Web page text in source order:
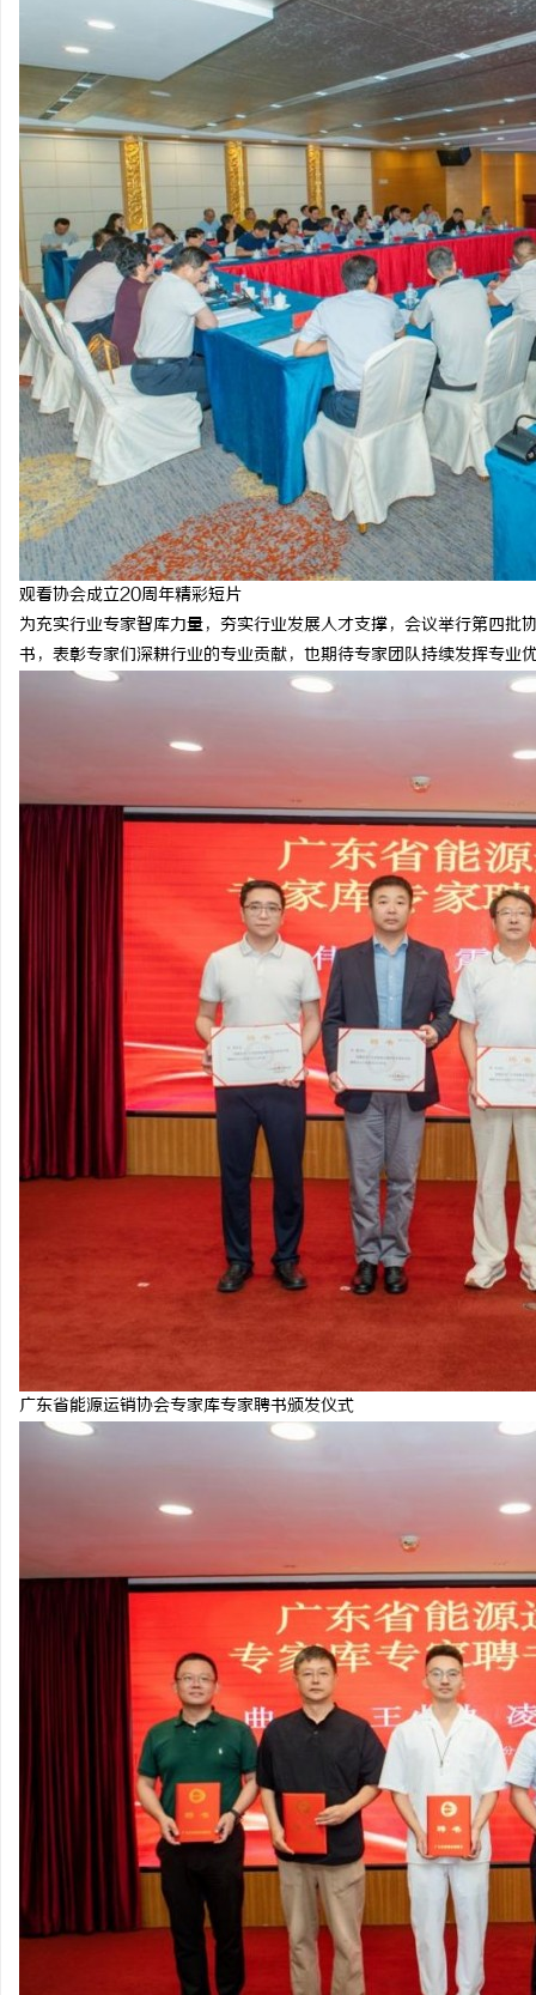
观看协会成立20周年精彩短片
为充实行业专家智库力量，夯实行业发展人才支撑，会议举行第四
书，表彰专家们深耕行业的专业贡献，也期待专家团队持续发挥专业
广东省能源运销协会专家库专家聘书颁发仪式